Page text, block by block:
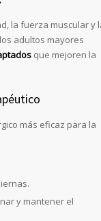
la fuerza muscular y
adultos mayores
que mejoren la
más eficaz para la
y mantener el